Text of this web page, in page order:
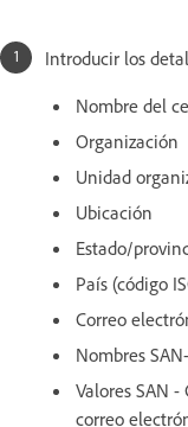
Introducir los
Nombre del
Organización
Unidad
Ubicación
Estado/
País (código
Correo
Nombres
Valores SAN
correo